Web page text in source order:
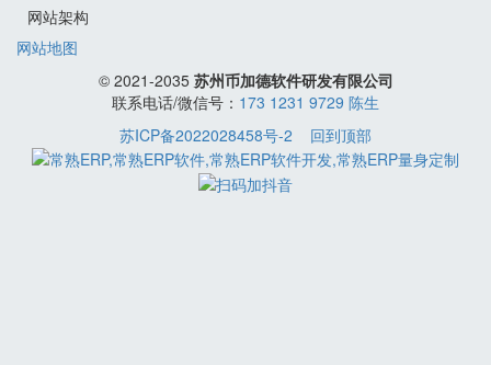
网站架构
网站地图
© 2021-2035 苏州币加德软件研发有限公司
联系电话/微信号： 173 1231 9729 陈生
苏ICP备2022028458号-2
回到顶部